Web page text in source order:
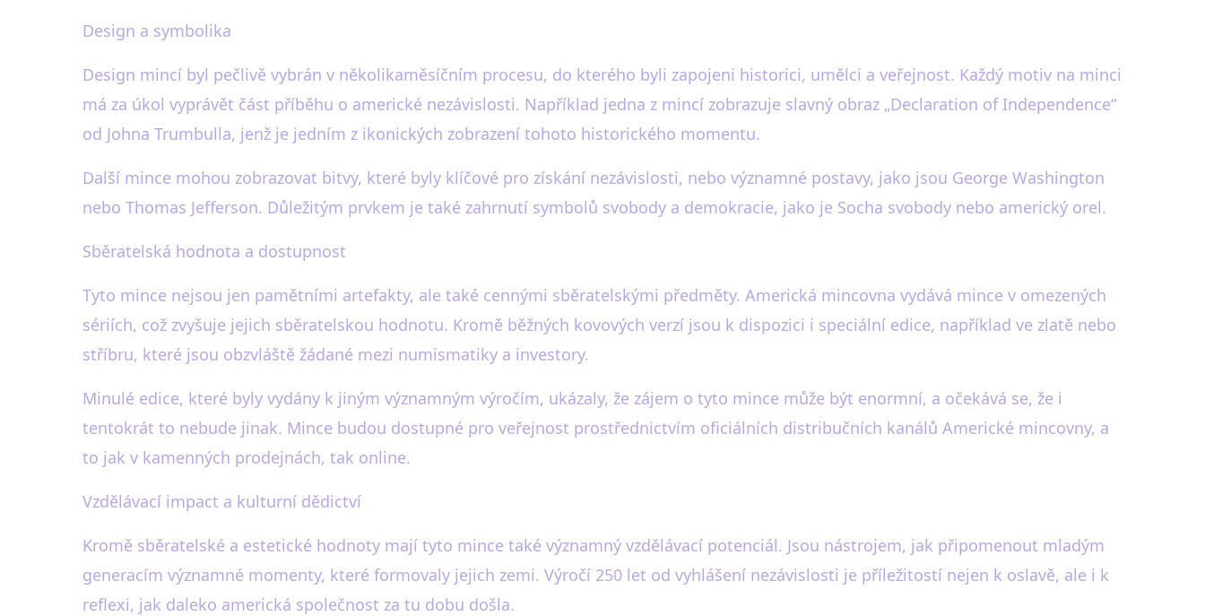
Design a symbolika
Design mincí byl pečlivě vybrán v několikaměsíčním procesu, do kterého byli zapojeni historici, umělci a veřejnost. Každý motiv na minci
má za úkol vyprávět část příběhu o americké nezávislosti. Například jedna z mincí zobrazuje slavný obraz „Declaration of Independence“
od Johna Trumbulla, jenž je jedním z ikonických zobrazení tohoto historického momentu.
Další mince mohou zobrazovat bitvy, které byly klíčové pro získání nezávislosti, nebo významné postavy, jako jsou George Washington
nebo Thomas Jefferson. Důležitým prvkem je také zahrnutí symbolů svobody a demokracie, jako je Socha svobody nebo americký orel.
Sběratelská hodnota a dostupnost
Tyto mince nejsou jen pamětními artefakty, ale také cennými sběratelskými předměty. Americká mincovna vydává mince v omezených
sériích, což zvyšuje jejich sběratelskou hodnotu. Kromě běžných kovových verzí jsou k dispozici i speciální edice, například ve zlatě nebo
stříbru, které jsou obzvláště žádané mezi numismatiky a investory.
Minulé edice, které byly vydány k jiným významným výročím, ukázaly, že zájem o tyto mince může být enormní, a očekává se, že i
tentokrát to nebude jinak. Mince budou dostupné pro veřejnost prostřednictvím oficiálních distribučních kanálů Americké mincovny, a
to jak v kamenných prodejnách, tak online.
Vzdělávací impact a kulturní dědictví
Kromě sběratelské a estetické hodnoty mají tyto mince také významný vzdělávací potenciál. Jsou nástrojem, jak připomenout mladým
generacím významné momenty, které formovaly jejich zemi. Výročí 250 let od vyhlášení nezávislosti je příležitostí nejen k oslavě, ale i k
reflexi, jak daleko americká společnost za tu dobu došla.